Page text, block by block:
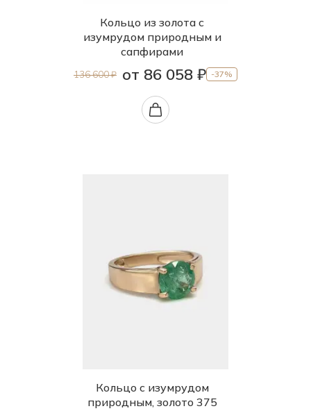
Кольцо из золота с
изумрудом природным и
сапфирами
136 600 ₽ от 86 058 ₽ -37%
Кольцо с изумрудом
природным, золото 375